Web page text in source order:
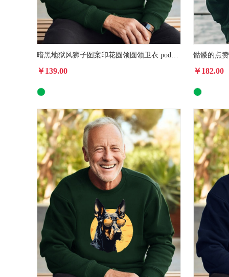
暗黑地狱风狮子图案印花圆领圆领卫衣 pod美国一件代发休闲运动衫男女款
￥139.00 ￥182.00